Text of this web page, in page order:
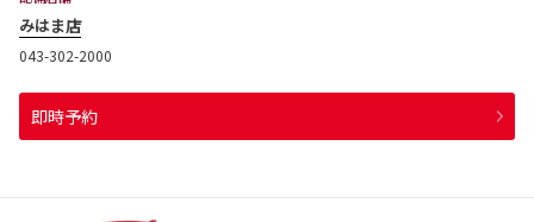
みはま店
043-302-2000
即時予約